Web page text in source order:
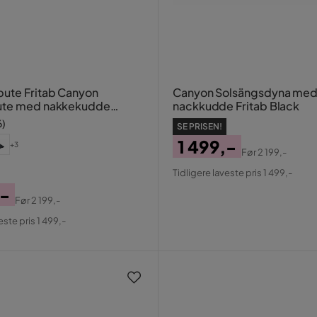
Fritab Canyon
med nakkekudde
)
+3
Før2 199,-
pris 1 499,-
Canyon Solsängsdyna med
nackkudde Fritab Black
SE PRISEN!
Pris
1 499,-
Original
Før2 199,-
Tidligere laveste pris 1 499,-